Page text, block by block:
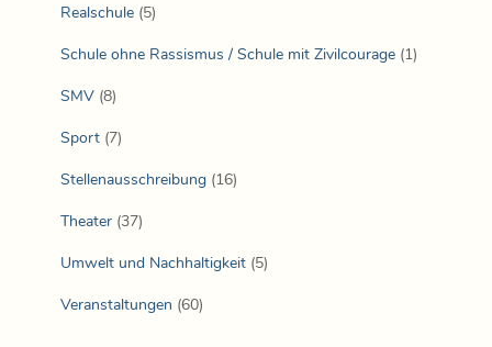
Realschule (5)
Schule ohne Rassismus / Schule mit Zivilcourage (1)
SMV (8)
Sport (7)
Stellenausschreibung (16)
Theater (37)
Umwelt und Nachhaltigkeit (5)
Veranstaltungen (60)